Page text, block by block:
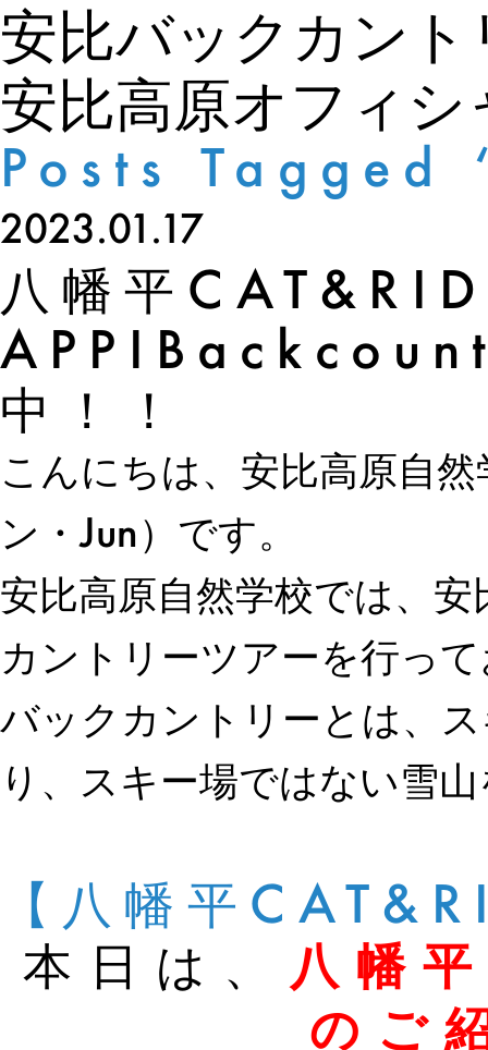
安比バックカン
安比高原オフィ
Posts Tagged
2023.01.17
八幡平
中！！
こんにちは、安比高原自
ン・Jun）です。
安比高原自然学校では、
カントリーツアーを行っ
バックカントリーとは、
り、スキー場ではない雪
【八幡平
本日は、 八幡
のご